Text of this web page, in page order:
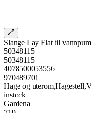
Slange Lay Flat til
50348115
50348115
4078500053556
970489701
Hage og
instock
Gardena